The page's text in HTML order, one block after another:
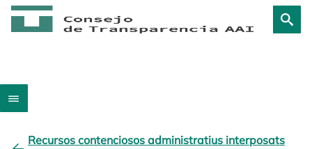
Recursos contenciosos administratius interposats